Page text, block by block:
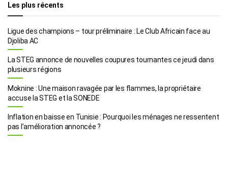
Les plus récents
Ligue des champions – tour préliminaire : Le Club Africain face au
Djoliba AC
La STEG annonce de nouvelles coupures tournantes ce jeudi dans
plusieurs régions
Moknine : Une maison ravagée par les flammes, la propriétaire
accuse la STEG et la SONEDE
Inflation en baisse en Tunisie : Pourquoi les ménages ne ressentent
pas l’amélioration annoncée ?